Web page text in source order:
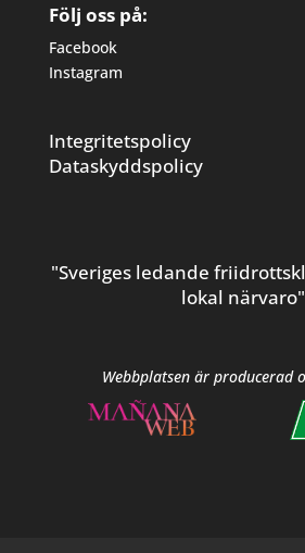
Följ oss på:
Facebook
Instagram
Integritetspolicy
Dataskyddspolicy
"Sveriges ledande
lokal närvaro"
Webbplatsen är producerad